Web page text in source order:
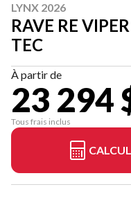
LYNX 2026
RAVE RE
TEC
À partir de
23 294
Tous frais inclus